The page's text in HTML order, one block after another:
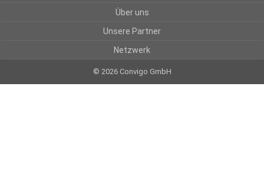
Über uns
Unsere Partner
Netzwerk
© 2026 Convigo GmbH